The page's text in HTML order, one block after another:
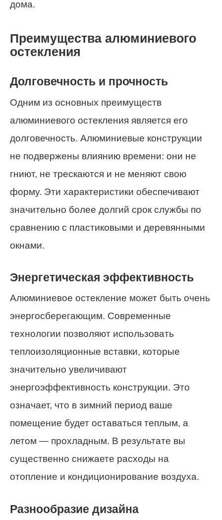
дома.
Преимущества алюминиевого
остекления
Долговечность и прочность
Одним из основных преимуществ
алюминиевого остекления является его
долговечность. Алюминиевые конструкции
не подвержены влиянию времени: они не
гниют, не трескаются и не меняют свою
форму. Эти характеристики обеспечивают
значительно более долгий срок службы по
сравнению с пластиковыми и деревянными
окнами.
Энергетическая эффективность
Алюминиевое остекление может быть очень
энергосберегающим. Современные
технологии позволяют использовать
теплоизоляционные вставки, которые
значительно увеличивают
энергоэффективность конструкции. Это
означает, что в зимний период ваше
помещение будет оставаться теплым, а
летом — прохладным. В результате вы
существенно снижаете расходы на
отопление и кондиционирование воздуха.
Разнообразие дизайна